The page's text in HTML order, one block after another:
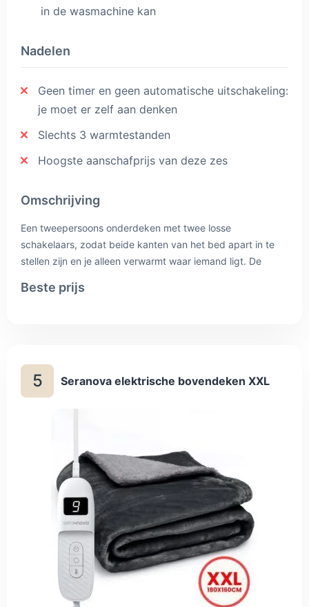
in de wasmachine kan
Nadelen
Geen timer en geen automatische uitschakeling:
je moet er zelf aan denken
Slechts 3 warmtestanden
Hoogste aanschafprijs van deze zes
Omschrijving
Een tweepersoons onderdeken met twee losse
schakelaars, zodat beide kanten van het bed apart in te
stellen zijn en je alleen verwarmt waar iemand ligt. De
garantie, de langste termijn in deze vergelijking. Let op: er
Beste prijs
5 Seranova elektrische bovendeken XXL